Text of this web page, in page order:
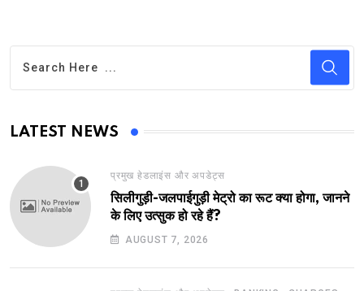
LATEST NEWS
प्रमुख हेडलाइंस और अपडेट्स
सिलीगुड़ी-जलपाईगुड़ी मेट्रो का रूट क्या होगा, जानने
के लिए उत्सुक हो रहे हैं?
AUGUST 7, 2026